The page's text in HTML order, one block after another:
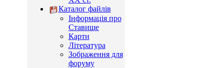
Каталог файлів
Інформація про
Ставище
Карти
Література
Зображення для
форуму